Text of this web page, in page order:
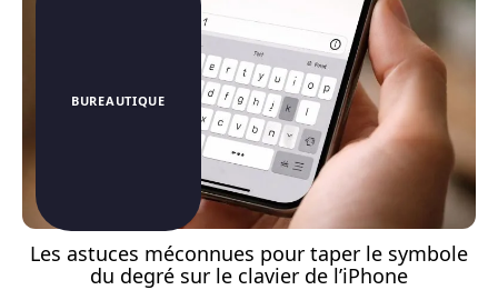
BUREAUTIQUE
Les astuces méconnues pour taper le symbole
du degré sur le clavier de l’iPhone